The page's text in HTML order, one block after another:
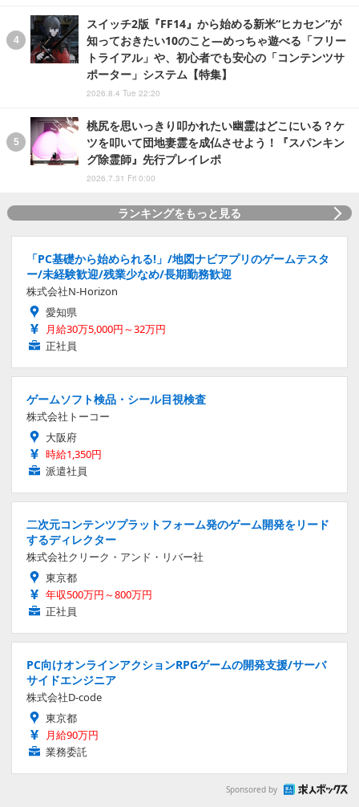
スイッチ2版『FF14』から始める新米“ヒカセン”が
知っておきたい10のこと―めっちゃ遊べる「フリー
トライアル」や、初心者でも安心の「コンテンツサ
ポーター」システム【特集】
2026.8.4 Tue 22:20
桃尻を思いっきり叩かれたい幽霊はどこにいる？ケ
ツを叩いて団地妻霊を成仏させよう！『スパンキン
グ除霊師』先行プレイレポ
2026.7.31 Fri 0:00
ランキングをもっと見る
「PC基礎から始められる!」/地図ナビアプリのゲームテスタ
ー/未経験歓迎/残業少なめ/長期勤務歓迎
株式会社N-Horizon
愛知県
月給30万5,000円～32万円
正社員
ゲームソフト検品・シール目視検査
株式会社トーコー
大阪府
時給1,350円
派遣社員
二次元コンテンツプラットフォーム発のゲーム開発をリード
するディレクター
株式会社クリーク・アンド・リバー社
東京都
年収500万円～800万円
正社員
PC向けオンラインアクションRPGゲームの開発支援/サーバ
サイドエンジニア
株式会社D-code
東京都
月給90万円
業務委託
Sponsored by